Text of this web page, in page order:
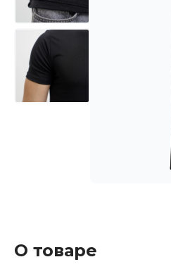
О товаре